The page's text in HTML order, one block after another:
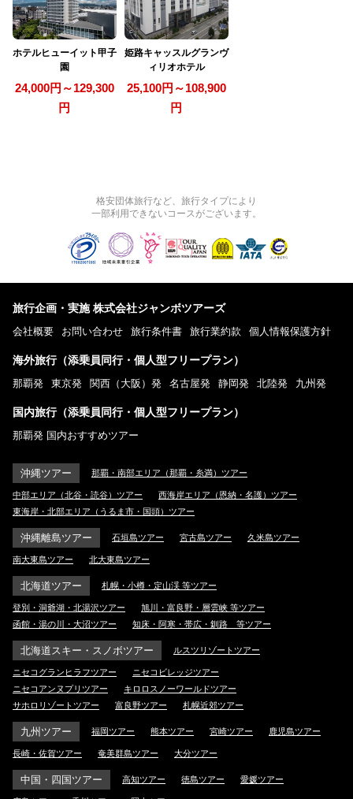
ホテルヒューイット甲子
園
24,000円～129,300
円
姫路キャッスルグランヴ
ィリオホテル
25,100円～108,900
円
格安団体旅行など、旅行タイプにより
一部利用できないコースがございます。
旅行企画・実施 株式会社ジャンボツアーズ
会社概要 お問い合わせ 旅行条件書 旅行業約款 個人情報保護方針
海外旅行（添乗員同行・個人型フリープラン）
那覇発 東京発 関西（大阪）発 名古屋発 静岡発 北陸発 九州発
国内旅行（添乗員同行・個人型フリープラン）
那覇発 国内おすすめツアー
沖縄ツアー 那覇・南部エリア（那覇・糸満）ツアー
中部エリア（北谷・読谷）ツアー
西海岸エリア（恩納・名護）ツアー
東海岸・北部エリア（うるま市・国頭）ツアー
沖縄離島ツアー 石垣島ツアー 宮古島ツアー 久米島ツアー
南大東島ツアー 北大東島ツアー
北海道ツアー 札幌・小樽・定山渓 等ツアー
登別・洞爺湖・北湯沢ツアー
旭川・富良野・層雲峡 等ツアー
函館・湯の川・大沼ツアー
知床・阿寒・帯広・釧路 等ツアー
北海道スキー・スノボツアー ルスツリゾートツアー
ニセコグランヒラフツアー
ニセコビレッジツアー
ニセコアンヌプリツアー
キロロスノーワールドツアー
サホロリゾートツアー
富良野ツアー 札幌近郊ツアー
九州ツアー 福岡ツアー 熊本ツアー 宮崎ツアー 鹿児島ツアー
長崎・佐賀ツアー 奄美群島ツアー 大分ツアー
中国・四国ツアー 高知ツアー 徳島ツアー 愛媛ツアー